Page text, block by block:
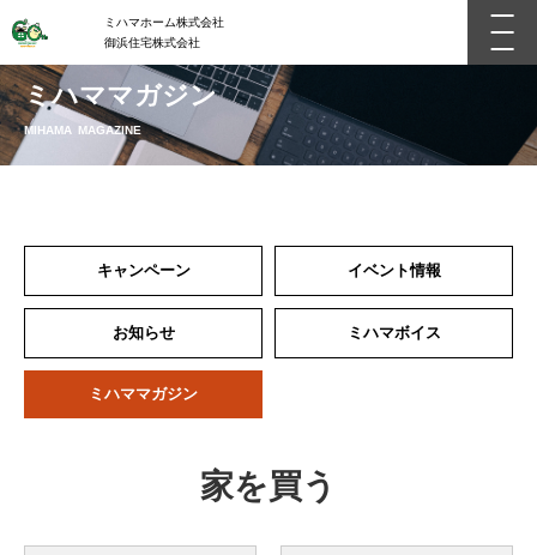
ミハマホーム株式会社
御浜住宅株式会社
ミハママガジン
MIHAMA MAGAZINE
キャンペーン イベント情報
お知らせ ミハマボイス
ミハママガジン
家を買う